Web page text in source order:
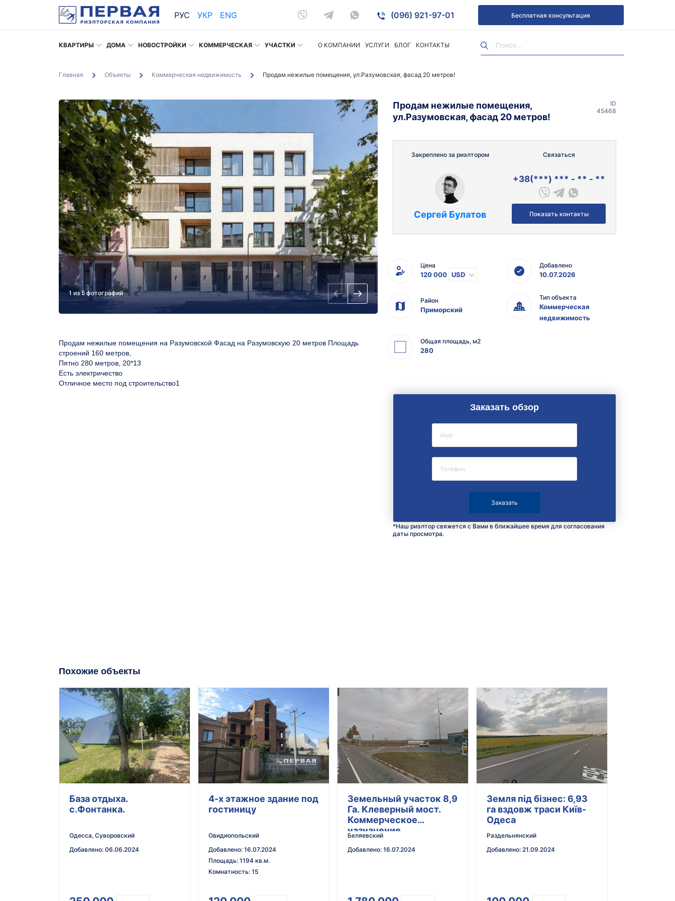
РУС УКР ENG (096) 921-97-01 Бесплатная консультация
КВАРТИРЫ ДОМА НОВОСТРОЙКИ КОММЕРЧЕСКАЯ УЧАСТКИ О КОМПАНИИ УСЛУГИ БЛОГ КОНТАКТЫ
Главная Объекты Коммерческая недвижимость Продам нежилые помещения, ул.Разумовская, фасад 20 метров!
1 из 5 фотографий
Продам нежилые помещения на Разумовской Фасад на Разумовскую 20 метров Площадь
строений 160 метров,
Пятно 280 метров, 20*13
Есть электричество
Отличное место под строительство1
Продам нежилые помещения,
ул.Разумовская, фасад 20 метров!
ID
45468
Закреплено за риэлтором
Сергей Булатов
Связаться
+38(***) *** - ** - **
Показать контакты
Цена
120 000 USD
Добавлено
10.07.2026
Район
Приморский
Тип объекта
Коммерческая
недвижимость
Общая площадь, м2
280
Заказать обзор
*Наш риэлтор свяжется с Вами в ближайшее время для согласования
даты просмотра.
Похожие объекты
База отдыха.
с.Фонтанка.
Одесса, Суворовский
Добавлено: 06.06.2024
4-х этажное здание под
гостиницу
Овидиопольский
Добавлено: 16.07.2024
Площадь: 1194 кв.м.
Комнатность: 15
Земельный участок 8,9
Га. Клеверный мост.
Коммерческое
назначение.
Беляевский
Добавлено: 16.07.2024
Земля під бізнес: 6,93
га вздовж траси Київ-
Одеса
Раздельнянский
Добавлено: 21.09.2024